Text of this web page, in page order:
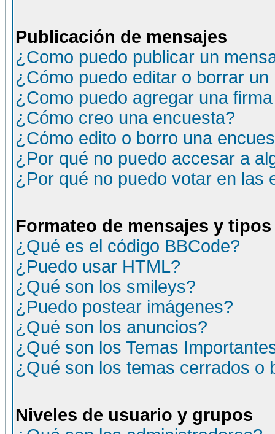
Publicación de mensajes
¿Como puedo publicar un
¿Cómo puedo editar o borrar un
¿Como puedo agregar una
¿Cómo creo una encuesta?
¿Cómo edito o borro una
¿Por qué no puedo accesar a
¿Por qué no puedo votar en las
Formateo de mensajes y
¿Qué es el código BBCode?
¿Puedo usar HTML?
¿Qué son los smileys?
¿Puedo postear imágenes?
¿Qué son los anuncios?
¿Qué son los Temas
¿Qué son los temas cerrados o
Niveles de usuario y grupos